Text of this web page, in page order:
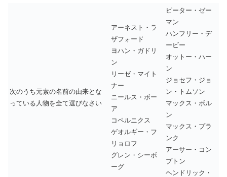
次のうち元素の名前の由来とな
っている人物を全て選びなさい
アーネスト・ラ
ザフォード
ヨハン・ガドリ
ン
リーゼ・マイト
ナー
ニールス・ボー
ア
コペルニクス
ゲオルギー・フ
リョロフ
グレン・シーボ
ーグ
ピーター・ゼー
マン
ハンフリー・デ
ービー
オットー・ハー
ン
ジョセフ・ジョ
ン・トムソン
マックス・ボル
ン
マックス・プラ
ンク
アーサー・コン
プトン
ヘンドリック・